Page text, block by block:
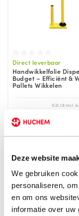
Deze website
We gebruiken
personaliseren,
en om ons
informatie over uw
Direct leverbaar
Handwikkelfolie
Budget – Efficiënt &
Pallets Wikkelen
€21,18 Incl.
€17,50